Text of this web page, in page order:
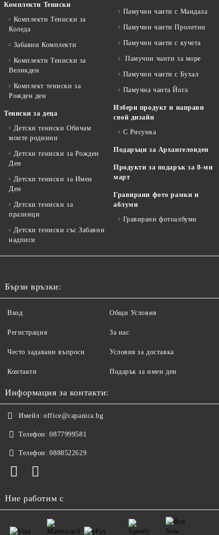
Комплекти Тениски
Комплекти Тениски за
Коледа
Забавни Комплекти
Комплекти Тениски за
Великден
Комплект тениски за
Рожден ден
Тениски за деца
Детски тениски Обичам
моите роднини
Детски тениски за Рожден
Ден
Детски тениски за Имен
Ден
Детски тениски за
празници
Детски тениски със Забавни
надписи
Памучни чанти с Мандала
Памучни чанти Пролетни
Памучни чанти с кучета
Памучни чанти за море
Памучни чанти с Бухал
Памучна чанта Йога
Избери продукт и направи
свой дизайн
С Рисунка
Подаръци за Архангеловден
Продукти за подарък за 8-ми
март
Гравирани фото рамки и
аблуми
Гравирани фотоалбуми
Бързи връзки:
Вход
Регистрация
Често задавани въпроси
Контакти
Общи Условия
За нас
Условия за доставка
Подарък за имен ден
Информация за контакти:
Имейл: office@capanica.bg
Телефон: 0877999581
Телефон: 0888522629
Ние работим с